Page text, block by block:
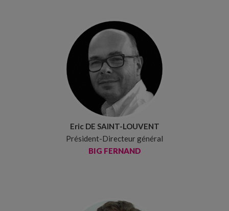
Eric DE SAINT-LOUVENT
Président-Directeur général
BIG FERNAND